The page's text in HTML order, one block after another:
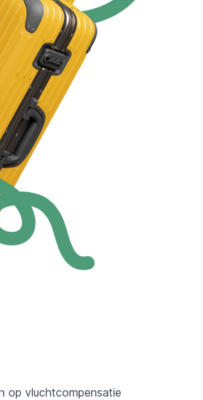
op vluchtcompensatie